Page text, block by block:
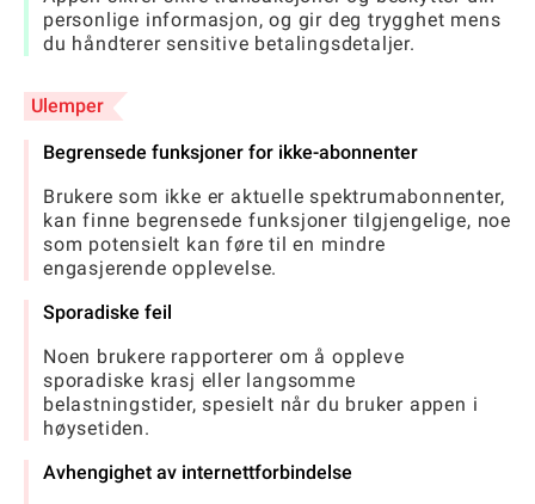
personlige informasjon, og gir deg trygghet mens
du håndterer sensitive betalingsdetaljer.
Ulemper
Begrensede funksjoner for ikke-abonnenter
Brukere som ikke er aktuelle spektrumabonnenter,
kan finne begrensede funksjoner tilgjengelige, noe
som potensielt kan føre til en mindre
engasjerende opplevelse.
Sporadiske feil
Noen brukere rapporterer om å oppleve
sporadiske krasj eller langsomme
belastningstider, spesielt når du bruker appen i
høysetiden.
Avhengighet av internettforbindelse